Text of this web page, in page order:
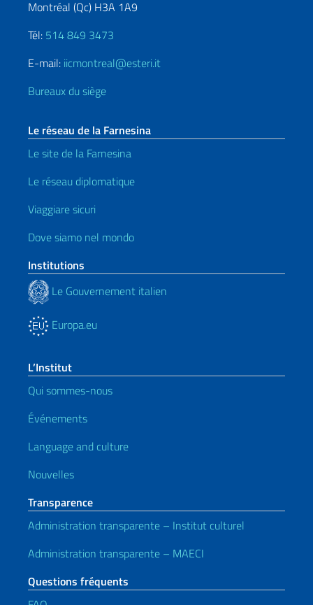
Montréal (Qc) H3A 1A9
Tél: 514 849 3473
E-mail: iicmontreal@esteri.it
Bureaux du siège
Le réseau de la Farnesina
Le site de la Farnesina
Le réseau diplomatique
Viaggiare sicuri
Dove siamo nel mondo
Institutions
Le Gouvernement italien
Europa.eu
L’Institut
Qui sommes-nous
Événements
Language and culture
Nouvelles
Transparence
Administration transparente – Institut culturel
Administration transparente – MAECI
Questions fréquents